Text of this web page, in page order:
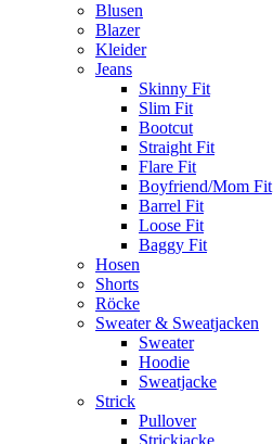
Blusen
Blazer
Kleider
Jeans
Skinny Fit
Slim Fit
Bootcut
Straight Fit
Flare Fit
Boyfriend/Mom Fit
Barrel Fit
Loose Fit
Baggy Fit
Hosen
Shorts
Röcke
Sweater & Sweatjacken
Sweater
Hoodie
Sweatjacke
Strick
Pullover
Strickjacke